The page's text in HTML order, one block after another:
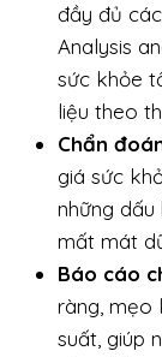
đầy đủ các
Analysis
sức khỏe
liệu theo
Chẩn
giá sức
những dấu
mất mát
Báo cáo
ràng, mẹo
suất, giúp